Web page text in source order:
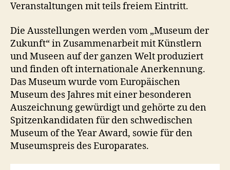
Veranstaltungen mit teils freiem Eintritt.
Die Ausstellungen werden vom „Museum der
Zukunft“ in Zusammenarbeit mit Künstlern
und Museen auf der ganzen Welt produziert
und finden oft internationale Anerkennung.
Das Museum wurde vom Europäischen
Museum des Jahres mit einer besonderen
Auszeichnung gewürdigt und gehörte zu den
Spitzenkandidaten für den schwedischen
Museum of the Year Award, sowie für den
Museumspreis des Europarates.